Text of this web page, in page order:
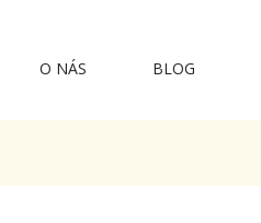
O NÁS BLOG